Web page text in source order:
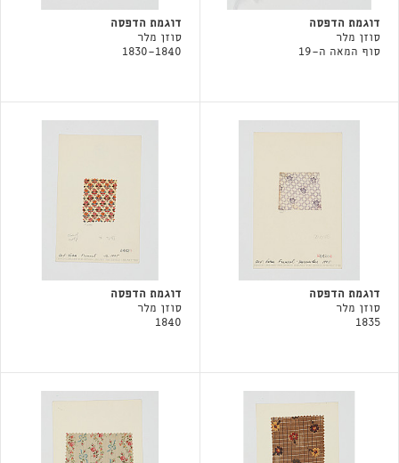
דוגמת הדפסה
סוזן מלר
סוף המאה ה-19
דוגמת הדפסה
סוזן מלר
1830-1840
דוגמת הדפסה
סוזן מלר
1835
דוגמת הדפסה
סוזן מלר
1840